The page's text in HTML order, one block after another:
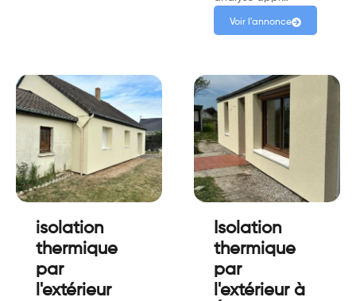
Voir l'annonce
isolation
thermique
par
l'extérieur
Isolation
thermique
par
l'extérieur à